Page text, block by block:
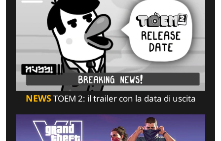
NEWSTOEM 2: il trailer con la data di uscita